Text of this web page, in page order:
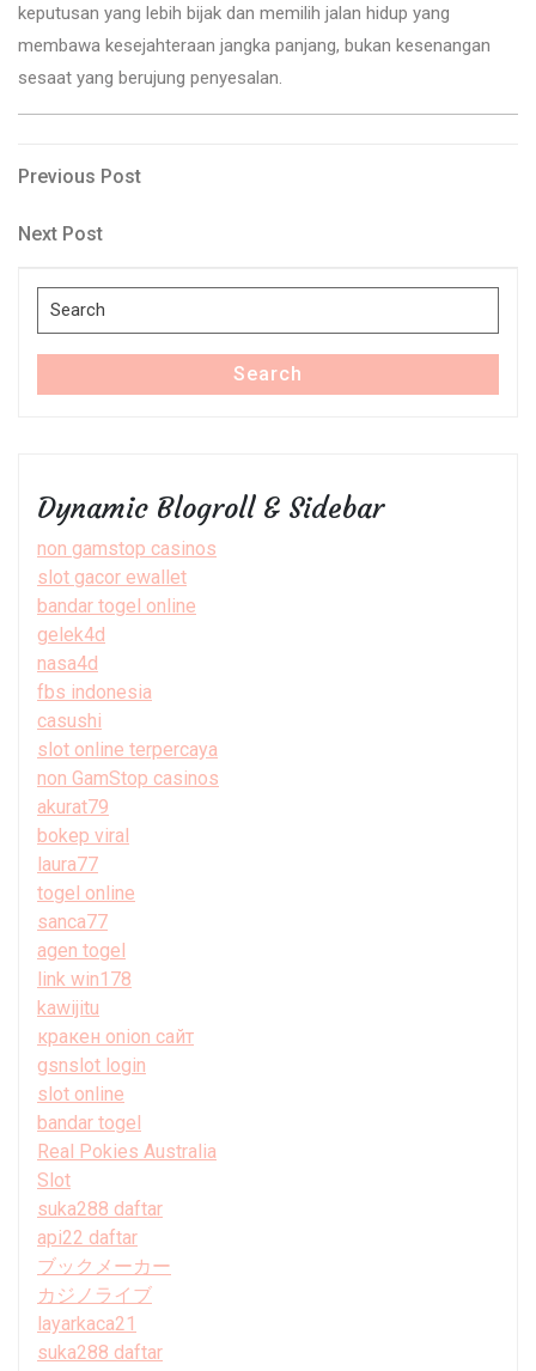
keputusan yang lebih bijak dan memilih jalan hidup yang
membawa kesejahteraan jangka panjang, bukan kesenangan
sesaat yang berujung penyesalan.
Post
navigation
Previous
Previous Post
Next
Next Post
Search
for:
Search
Dynamic Blogroll & Sidebar
non gamstop casinos
slot gacor ewallet
bandar togel online
gelek4d
nasa4d
fbs indonesia
casushi
slot online terpercaya
non GamStop casinos
akurat79
bokep viral
laura77
togel online
sanca77
agen togel
link win178
kawijitu
кракен onion сайт
gsnslot login
slot online
bandar togel
Real Pokies Australia
Slot
suka288 daftar
api22 daftar
ブックメーカー
カジノライブ
layarkaca21
suka288 daftar